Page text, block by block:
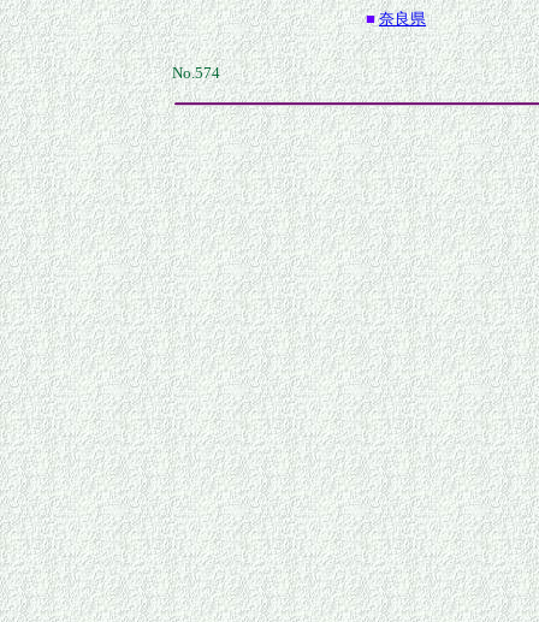
■ 奈良県
No.574